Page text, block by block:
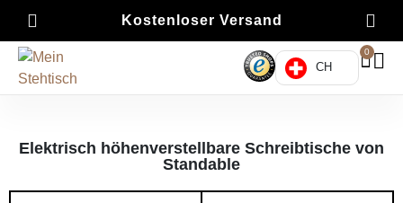
Kostenloser Versand
CH
0
Elektrisch höhenverstellbare Schreibtische von
Standable